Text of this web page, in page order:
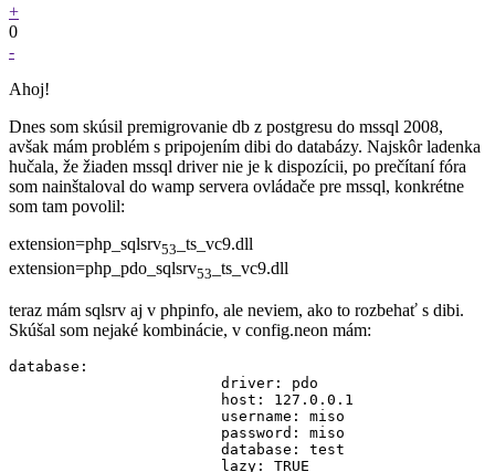
+
0
-
Ahoj!
Dnes som skúsil premigrovanie db z postgresu do mssql 2008,
avšak mám problém s pripojením dibi do databázy. Najskôr ladenka
hučala, že žiaden mssql driver nie je k dispozícii, po prečítaní fóra
som nainštaloval do wamp servera ovládače pre mssql, konkrétne
som tam povolil:
extension=php_sqlsrv53 _ts_vc9.dll
extension=php_pdo_sqlsrv53 _ts_vc9.dll
teraz mám sqlsrv aj v phpinfo, ale neviem, ako to rozbehať s dibi.
Skúšal som nejaké kombinácie, v config.neon mám:
database: